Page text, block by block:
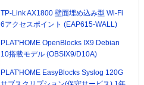
TP-Link AX1800 壁面埋め込み型 Wi-Fi
6アクセスポイント (EAP615-WALL)
PLAT'HOME OpenBlocks IX9 Debian
10搭載モデル (OBSIX9/D10A)
PLAT'HOME EasyBlocks Syslog 120G